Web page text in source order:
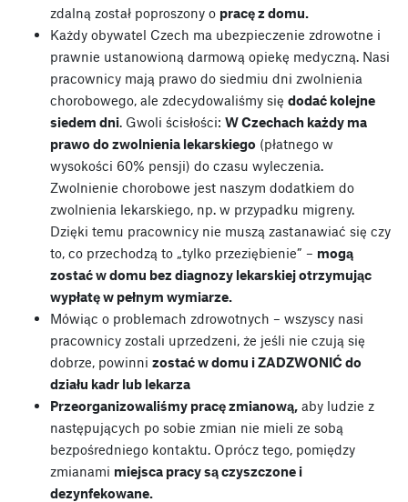
zdalną został poproszony o pracę z domu.
Każdy obywatel Czech ma ubezpieczenie zdrowotne i
prawnie ustanowioną darmową opiekę medyczną. Nasi
pracownicy mają prawo do siedmiu dni zwolnienia
chorobowego, ale zdecydowaliśmy się dodać kolejne
siedem dni. Gwoli ścisłości: W Czechach każdy ma
prawo do zwolnienia lekarskiego (płatnego w
wysokości 60% pensji) do czasu wyleczenia.
Zwolnienie chorobowe jest naszym dodatkiem do
zwolnienia lekarskiego, np. w przypadku migreny.
Dzięki temu pracownicy nie muszą zastanawiać się czy
to, co przechodzą to „tylko przeziębienie” – mogą
zostać w domu bez diagnozy lekarskiej otrzymując
wypłatę w pełnym wymiarze.
Mówiąc o problemach zdrowotnych – wszyscy nasi
pracownicy zostali uprzedzeni, że jeśli nie czują się
dobrze, powinni zostać w domu i ZADZWONIĆ do
działu kadr lub lekarza
Przeorganizowaliśmy pracę zmianową, aby ludzie z
następujących po sobie zmian nie mieli ze sobą
bezpośredniego kontaktu. Oprócz tego, pomiędzy
zmianami miejsca pracy są czyszczone i
dezynfekowane.